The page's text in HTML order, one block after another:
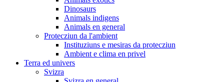
Dinosaurs
Animals indigens
Animals en general
Protecziun da l'ambient
Instituziuns e mesiras da protecziun
Ambient e clima en privel
Terra ed univers
Svizra